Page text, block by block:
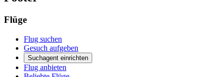
Flüge
Flug suchen
Gesuch aufgeben
Suchagent einrichten
Flug anbieten